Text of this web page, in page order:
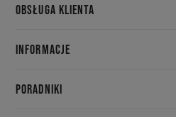
OBSŁUGA KLIENTA
INFORMACJE
PORADNIKI